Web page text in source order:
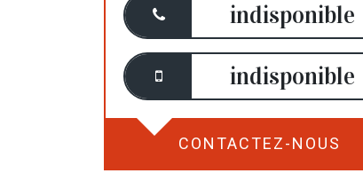
indisponible
indisponible
CONTACTEZ-NOUS